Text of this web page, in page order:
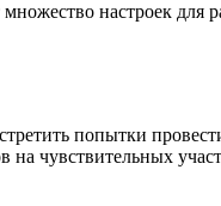
настроек для
попытки
чувствительных